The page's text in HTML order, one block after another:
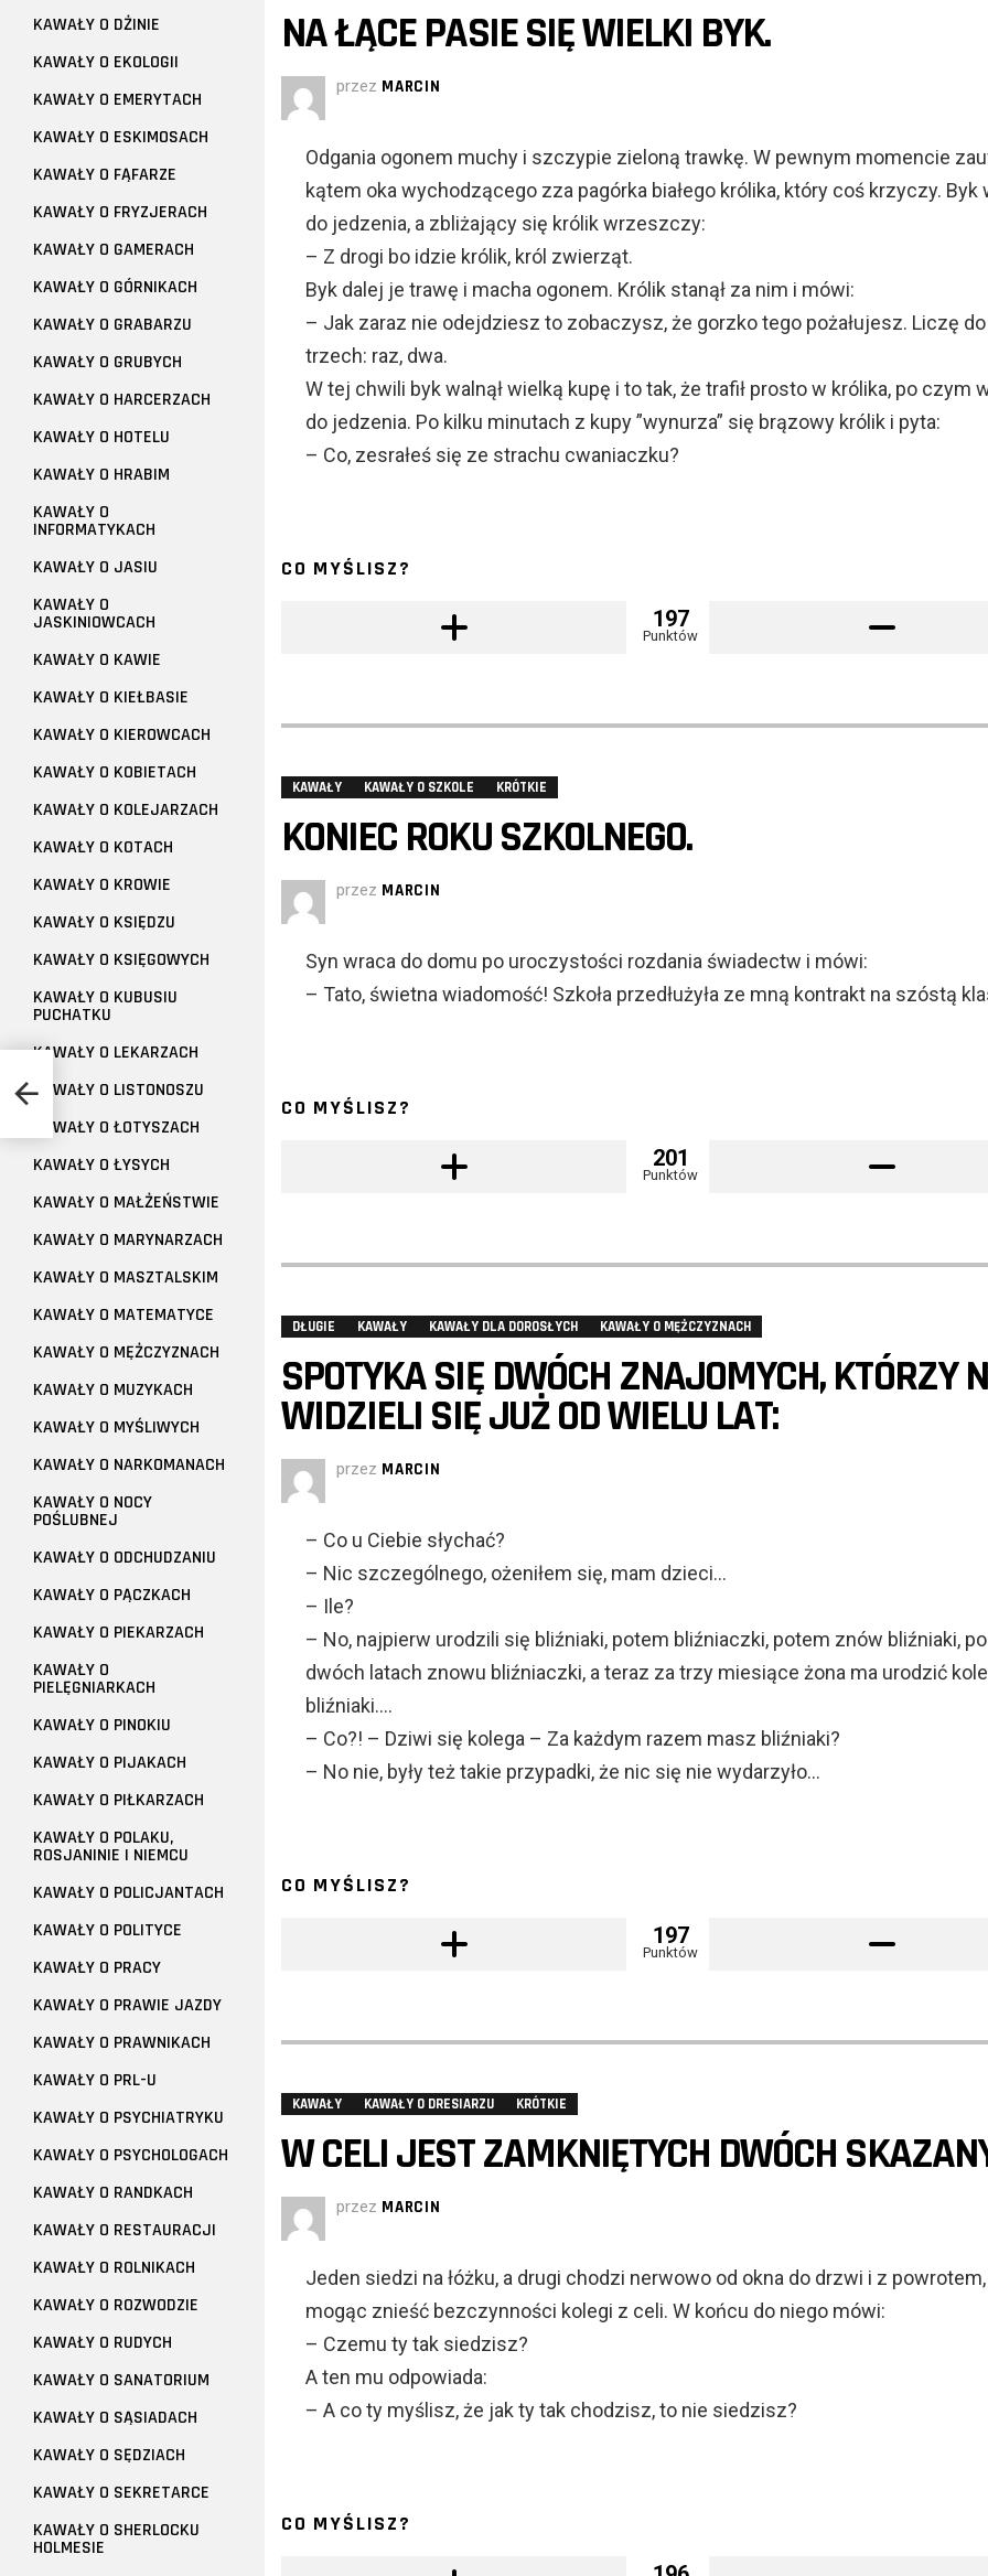
NA ŁĄCE PASIE SIĘ WIELKI BYK.
przez MARCIN
Odgania ogonem muchy i szczypie zieloną trawkę. W pewnym momencie
kątem oka wychodzącego zza pagórka białego królika, który coś krzyczy. Byk
do jedzenia, a zbliżający się królik wrzeszczy:
– Z drogi bo idzie królik, król zwierząt.
Byk dalej je trawę i macha ogonem. Królik stanął za nim i mówi:
– Jak zaraz nie odejdziesz to zobaczysz, że gorzko tego pożałujesz. Liczę do
trzech: raz, dwa.
W tej chwili byk walnął wielką kupę i to tak, że trafił prosto w królika, po czym
do jedzenia. Po kilku minutach z kupy ”wynurza” się brązowy królik i pyta:
– Co, zesrałeś się ze strachu cwaniaczku?
CO MYŚLISZ?
197
Punktów
KAWAŁY KAWAŁY O SZKOLE KRÓTKIE
KONIEC ROKU SZKOLNEGO.
przez MARCIN
Syn wraca do domu po uroczystości rozdania świadectw i mówi:
– Tato, świetna wiadomość! Szkoła przedłużyła ze mną kontrakt na szóstą
CO MYŚLISZ?
201
Punktów
DŁUGIE KAWAŁY KAWAŁY DLA DOROSŁYCH KAWAŁY O MĘŻCZYZNACH
SPOTYKA SIĘ DWÓCH ZNAJOMYCH, KTÓRZY
WIDZIELI SIĘ JUŻ OD WIELU LAT:
przez MARCIN
– Co u Ciebie słychać?
– Nic szczególnego, ożeniłem się, mam dzieci…
– Ile?
– No, najpierw urodzili się bliźniaki, potem bliźniaczki, potem znów bliźniaki, po
dwóch latach znowu bliźniaczki, a teraz za trzy miesiące żona ma urodzić
bliźniaki….
– Co?! – Dziwi się kolega – Za każdym razem masz bliźniaki?
– No nie, były też takie przypadki, że nic się nie wydarzyło…
CO MYŚLISZ?
197
Punktów
KAWAŁY KAWAŁY O DRESIARZU KRÓTKIE
W CELI JEST ZAMKNIĘTYCH DWÓCH
przez MARCIN
Jeden siedzi na łóżku, a drugi chodzi nerwowo od okna do drzwi i z
mogąc znieść bezczynności kolegi z celi. W końcu do niego mówi:
– Czemu ty tak siedzisz?
A ten mu odpowiada:
– A co ty myślisz, że jak ty tak chodzisz, to nie siedzisz?
CO MYŚLISZ?
KAWAŁY O DŻINIE
KAWAŁY O EKOLOGII
KAWAŁY O EMERYTACH
KAWAŁY O ESKIMOSACH
KAWAŁY O FĄFARZE
KAWAŁY O FRYZJERACH
KAWAŁY O GAMERACH
KAWAŁY O GÓRNIKACH
KAWAŁY O GRABARZU
KAWAŁY O GRUBYCH
KAWAŁY O HARCERZACH
KAWAŁY O HOTELU
KAWAŁY O HRABIM
KAWAŁY O
INFORMATYKACH
KAWAŁY O JASIU
KAWAŁY O
JASKINIOWCACH
KAWAŁY O KAWIE
KAWAŁY O KIEŁBASIE
KAWAŁY O KIEROWCACH
KAWAŁY O KOBIETACH
KAWAŁY O KOLEJARZACH
KAWAŁY O KOTACH
KAWAŁY O KROWIE
KAWAŁY O KSIĘDZU
KAWAŁY O KSIĘGOWYCH
KAWAŁY O KUBUSIU
PUCHATKU
KAWAŁY O LEKARZACH
KAWAŁY O LISTONOSZU
KAWAŁY O ŁOTYSZACH
KAWAŁY O ŁYSYCH
KAWAŁY O MAŁŻEŃSTWIE
KAWAŁY O MARYNARZACH
KAWAŁY O MASZTALSKIM
KAWAŁY O MATEMATYCE
KAWAŁY O MĘŻCZYZNACH
KAWAŁY O MUZYKACH
KAWAŁY O MYŚLIWYCH
KAWAŁY O NARKOMANACH
KAWAŁY O NOCY
POŚLUBNEJ
KAWAŁY O ODCHUDZANIU
KAWAŁY O PĄCZKACH
KAWAŁY O PIEKARZACH
KAWAŁY O
PIELĘGNIARKACH
KAWAŁY O PINOKIU
KAWAŁY O PIJAKACH
KAWAŁY O PIŁKARZACH
KAWAŁY O POLAKU,
ROSJANINIE I NIEMCU
KAWAŁY O POLICJANTACH
KAWAŁY O POLITYCE
KAWAŁY O PRACY
KAWAŁY O PRAWIE JAZDY
KAWAŁY O PRAWNIKACH
KAWAŁY O PRL-U
KAWAŁY O PSYCHIATRYKU
KAWAŁY O PSYCHOLOGACH
KAWAŁY O RANDKACH
KAWAŁY O RESTAURACJI
KAWAŁY O ROLNIKACH
KAWAŁY O ROZWODZIE
KAWAŁY O RUDYCH
KAWAŁY O SANATORIUM
KAWAŁY O SĄSIADACH
KAWAŁY O SĘDZIACH
KAWAŁY O SEKRETARCE
KAWAŁY O SHERLOCKU
HOLMESIE